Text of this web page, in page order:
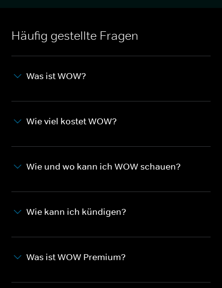
Häufig gestellte Fragen
Was ist WOW?
Wie viel kostet WOW?
Wie und wo kann ich WOW schauen?
Wie kann ich kündigen?
Was ist WOW Premium?